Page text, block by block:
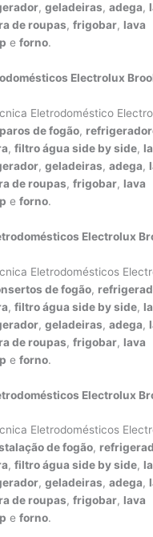
,geladeiras,adega,
de roupas,frigobar, lava
eforno.
Electrolux
Eletrodoméstico
de fogão,
,filtro água side by side,
,geladeiras,adega,
de roupas,frigobar, lava
eforno.
Electrolux
Eletrodomésticos
de fogão,
,filtro água side by side,
,geladeiras,adega,
de roupas,frigobar, lava
eforno.
Electrolux
Eletrodomésticos
de fogão,
,filtro água side by side,
,geladeiras,adega,
de roupas,frigobar, lava
eforno.